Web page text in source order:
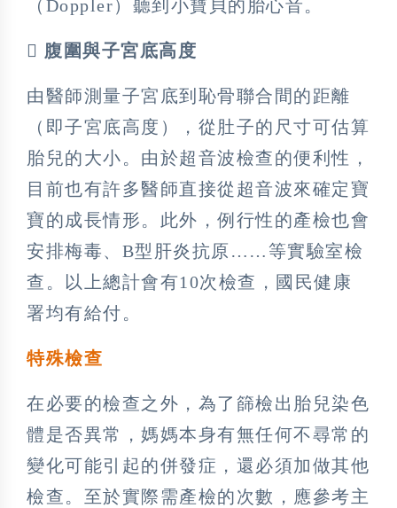
（Doppler）聽到小寶貝的胎心音。
 腹圍與子宮底高度
由醫師測量子宮底到恥骨聯合間的距離
（即子宮底高度），從肚子的尺寸可估算
胎兒的大小。由於超音波檢查的便利性，
目前也有許多醫師直接從超音波來確定寶
寶的成長情形。此外，例行性的產檢也會
安排梅毒、B型肝炎抗原……等實驗室檢
查。以上總計會有10次檢查，國民健康
署均有給付。
特殊檢查
在必要的檢查之外，為了篩檢出胎兒染色
體是否異常，媽媽本身有無任何不尋常的
變化可能引起的併發症，還必須加做其他
檢查。至於實際需產檢的次數，應參考主